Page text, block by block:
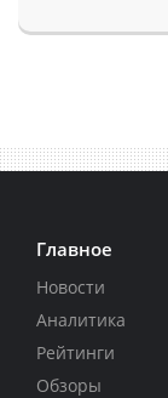
Главное
Новости
Аналитика
Рейтинги
Обзоры